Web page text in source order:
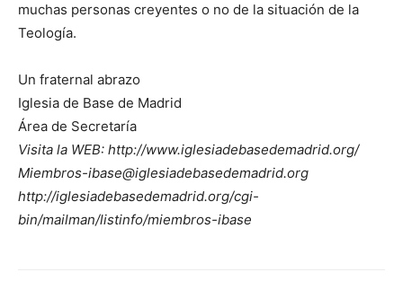
muchas personas creyentes o no de la situación de la
Teología.
Un fraternal abrazo
Iglesia de Base de Madrid
Área de Secretaría
Visita la WEB: http://www.iglesiadebasedemadrid.org/
Miembros-ibase@iglesiadebasedemadrid.org
http://iglesiadebasedemadrid.org/cgi-
bin/mailman/listinfo/miembros-ibase